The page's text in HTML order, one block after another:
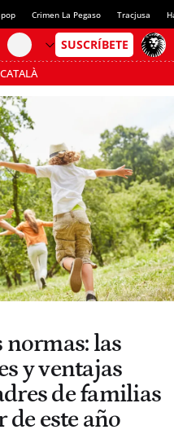
Crimen La Pegaso Tracjusa
normas: las
y ventajas
de familias
este año